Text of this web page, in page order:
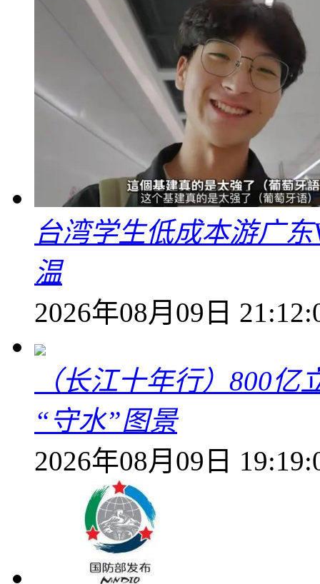
台湾学生低成本游广
温
2026年08月09日
（长江十年行）800
“守水”图景
2026年08月09日